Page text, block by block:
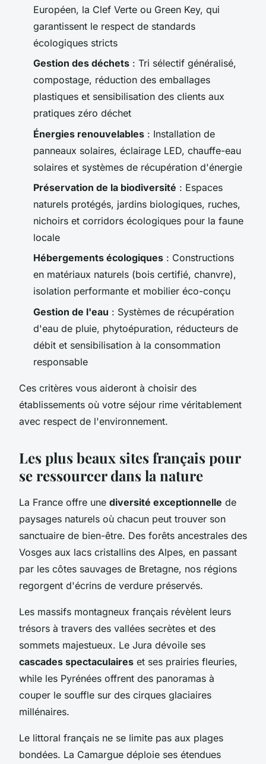
Européen, la Clef Verte ou Green Key, qui
garantissent le respect de standards
écologiques stricts
Gestion des déchets : Tri sélectif généralisé,
compostage, réduction des emballages
plastiques et sensibilisation des clients aux
pratiques zéro déchet
Énergies renouvelables : Installation de
panneaux solaires, éclairage LED, chauffe-eau
solaires et systèmes de récupération d'énergie
Préservation de la biodiversité : Espaces
naturels protégés, jardins biologiques, ruches,
nichoirs et corridors écologiques pour la faune
locale
Hébergements écologiques : Constructions
en matériaux naturels (bois certifié, chanvre),
isolation performante et mobilier éco-conçu
Gestion de l'eau : Systèmes de récupération
d'eau de pluie, phytoépuration, réducteurs de
débit et sensibilisation à la consommation
responsable
Ces critères vous aideront à choisir des
établissements où votre séjour rime véritablement
avec respect de l'environnement.
Les plus beaux sites français pour
se ressourcer dans la nature
La France offre une diversité exceptionnelle de
paysages naturels où chacun peut trouver son
sanctuaire de bien-être. Des forêts ancestrales des
Vosges aux lacs cristallins des Alpes, en passant
par les côtes sauvages de Bretagne, nos régions
regorgent d'écrins de verdure préservés.
Les massifs montagneux français révèlent leurs
trésors à travers des vallées secrètes et des
sommets majestueux. Le Jura dévoile ses
cascades spectaculaires et ses prairies fleuries,
while les Pyrénées offrent des panoramas à
couper le souffle sur des cirques glaciaires
millénaires.
Le littoral français ne se limite pas aux plages
bondées. La Camargue déploie ses étendues